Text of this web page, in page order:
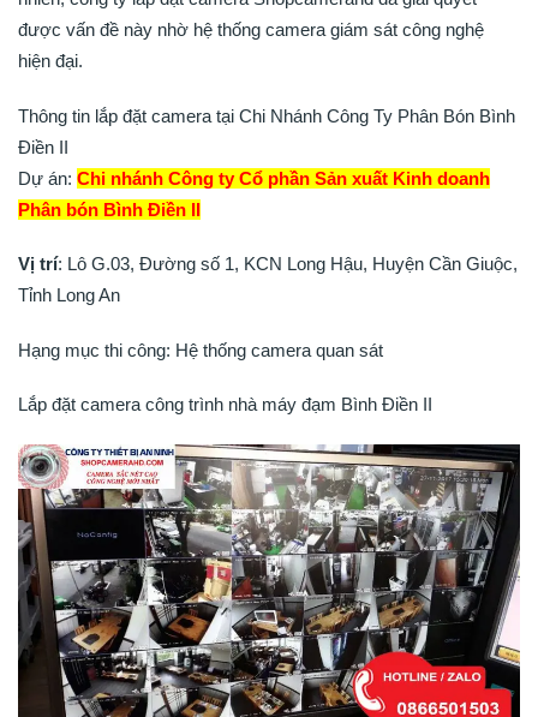
được vấn đề này nhờ hệ thống camera giám sát công nghệ
hiện đại.
Thông tin lắp đặt camera tại Chi Nhánh Công Ty Phân Bón Bình
Điền II
Dự án: Chi nhánh Công ty Cổ phần Sản xuất Kinh doanh
Phân bón Bình Điền II
Vị trí: Lô G.03, Đường số 1, KCN Long Hậu, Huyện Cần Giuộc,
Tỉnh Long An
Hạng mục thi công: Hệ thống camera quan sát
Lắp đặt camera công trình nhà máy đạm Bình Điền II